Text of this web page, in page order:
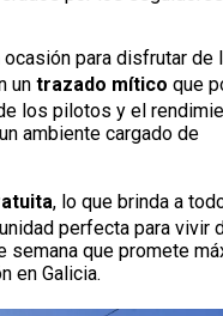
ocasión para disfrutar de
un trazado mítico que
los pilotos y el
ambiente cargado de
, lo que brinda a
perfecta para vivir
semana que promete
en Galicia.